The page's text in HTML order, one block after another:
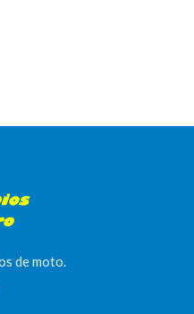
de moto.